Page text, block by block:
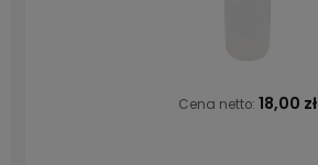
Cena netto: 18,00 zł